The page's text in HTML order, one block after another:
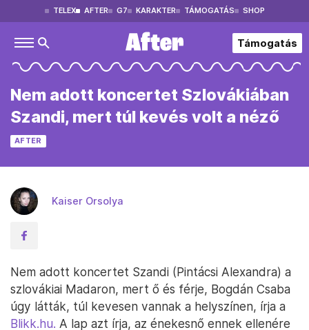
TELEX AFTER G7 KARAKTER TÁMOGATÁS SHOP
Támogatás
Nem adott koncertet Szlovákiában
Szandi, mert túl kevés volt a néző
AFTER
Kaiser Orsolya
Nem adott koncertet Szandi (Pintácsi Alexandra) a
szlovákiai Madaron, mert ő és férje, Bogdán Csaba
úgy látták, túl kevesen vannak a helyszínen, írja a
Blikk.hu. A lap azt írja, az énekesnő ennek ellenére